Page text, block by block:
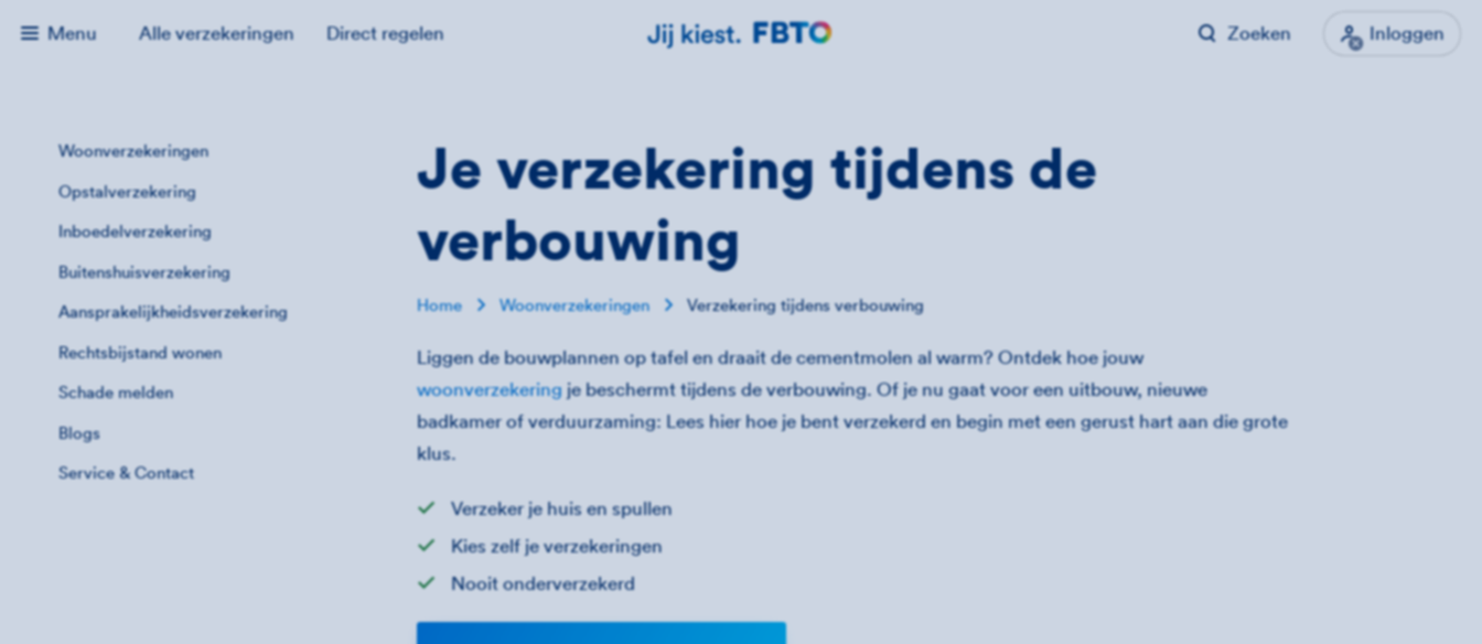
Menu Alle verzekeringen Direct regelen Zoeken Inloggen
Woonverzekeringen
Opstalverzekering
Inboedelverzekering
Buitenshuisverzekering
Aansprakelijkheidsverzekering
Rechtsbijstand wonen
Schade melden
Blogs
Service & Contact
Je verzekering tijdens de
verbouwing
Home Woonverzekeringen Verzekering tijdens verbouwing
Liggen de bouwplannen op tafel en draait de cementmolen al warm? Ontdek hoe jouw
woonverzekeringje beschermt tijdens de verbouwing. Of je nu gaat voor een uitbouw, nieuwe
badkamer of verduurzaming: Lees hier hoe je bent verzekerd en begin met een gerust hart aan die grote
klus.
Verzeker je huis en spullen
Kies zelf je verzekeringen
Nooit onderverzekerd